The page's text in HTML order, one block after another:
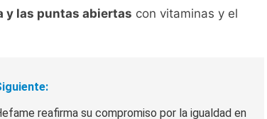
y las puntas abiertas con vitaminas y el
reafirma su compromiso por la igualdad en